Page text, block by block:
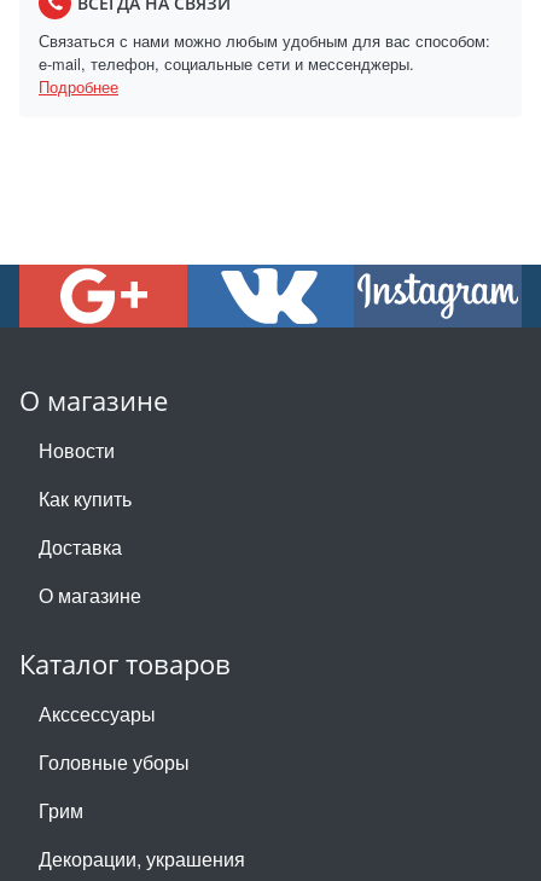
Связаться с нами можно любым удобным для вас способом:
e-mail, телефон, социальные сети и мессенджеры.
Подробнее
О магазине
Новости
Как купить
Доставка
О магазине
Каталог товаров
Акссессуары
Головные уборы
Грим
Декорации, украшения